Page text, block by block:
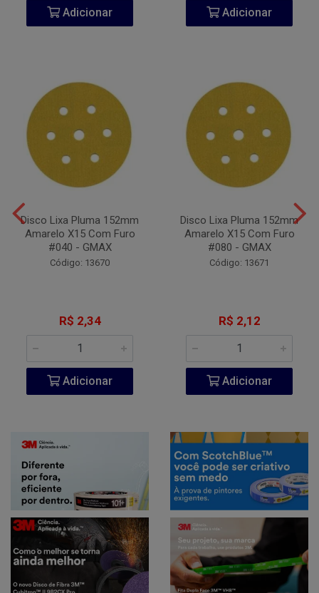
Adicionar Adicionar
Disco Lixa Pluma 152mm
Amarelo X15 Com Furo
#040 - GMAX
Código: 13670
R$ 2,34
Adicionar
Disco Lixa Pluma 152mm
Amarelo X15 Com Furo
#080 - GMAX
Código: 13671
R$ 2,12
Adicionar